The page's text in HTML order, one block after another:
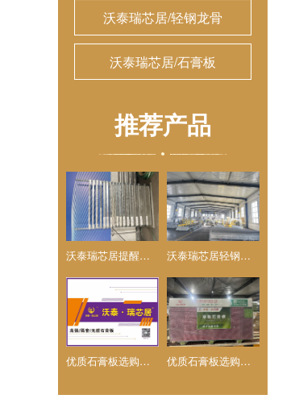
沃泰瑞芯居/轻钢龙骨
沃泰瑞芯居/石膏板
推荐产品
沃泰瑞芯居提醒您石膏板质量鉴别实用技巧 沃泰瑞芯居轻钢龙骨简介和质量保证，及产品的选购指南
优质石膏板选购核心指南，沃泰.瑞芯居高端石膏板品牌 优质石膏板选购核心指南-沃泰瑞芯居/透明蓝轻钢龙骨的